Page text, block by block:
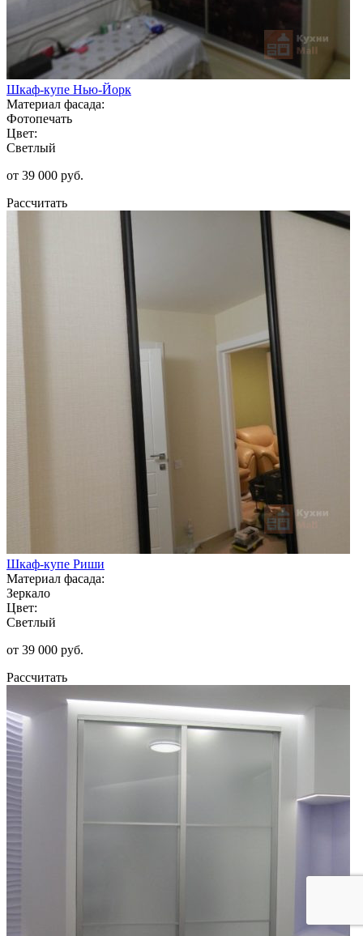
Шкаф-купе Нью-Йорк
Материал фасада:
Фотопечать
Цвет:
Светлый
от 39 000 руб.
Рассчитать
Шкаф-купе Риши
Материал фасада:
Зеркало
Цвет:
Светлый
от 39 000 руб.
Рассчитать